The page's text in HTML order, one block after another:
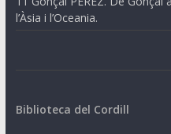
l’Àsia i l’Oceania.
Biblioteca del Cordill